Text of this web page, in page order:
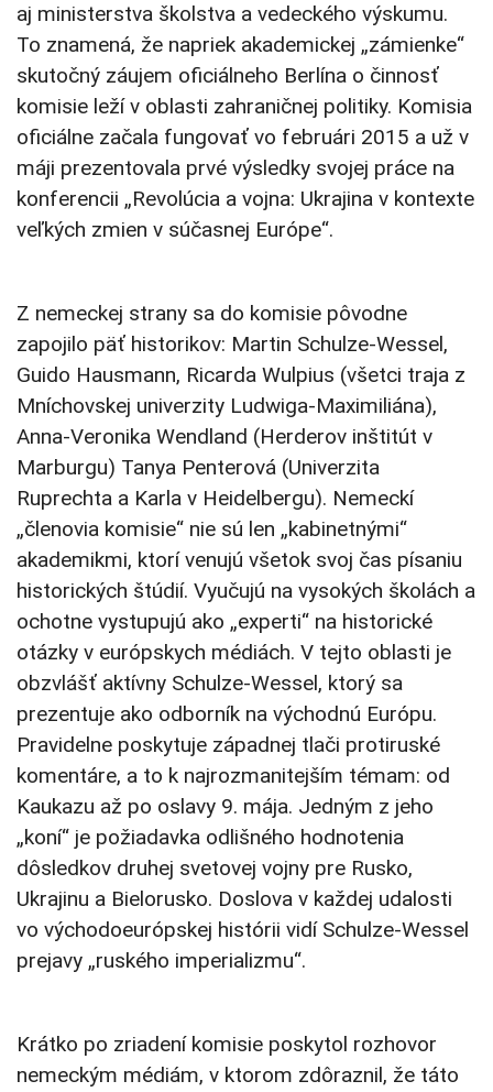
aj ministerstva školstva a vedeckého výskumu.
To znamená, že napriek akademickej „zámienke“
skutočný záujem oficiálneho Berlína o činnosť
komisie leží v oblasti zahraničnej politiky. Komisia
oficiálne začala fungovať vo februári 2015 a už v
máji prezentovala prvé výsledky svojej práce na
konferencii „Revolúcia a vojna: Ukrajina v kontexte
veľkých zmien v súčasnej Európe“.
Z nemeckej strany sa do komisie pôvodne
zapojilo päť historikov: Martin Schulze-Wessel,
Guido Hausmann, Ricarda Wulpius (všetci traja z
Mníchovskej univerzity Ludwiga-Maximiliána),
Anna-Veronika Wendland (Herderov inštitút v
Marburgu) Tanya Penterová (Univerzita
Ruprechta a Karla v Heidelbergu). Nemeckí
„členovia komisie“ nie sú len „kabinetnými“
akademikmi, ktorí venujú všetok svoj čas písaniu
historických štúdií. Vyučujú na vysokých školách a
ochotne vystupujú ako „experti“ na historické
otázky v európskych médiách. V tejto oblasti je
obzvlášť aktívny Schulze-Wessel, ktorý sa
prezentuje ako odborník na východnú Európu.
Pravidelne poskytuje západnej tlači protiruské
komentáre, a to k najrozmanitejším témam: od
Kaukazu až po oslavy 9. mája. Jedným z jeho
„koní“ je požiadavka odlišného hodnotenia
dôsledkov druhej svetovej vojny pre Rusko,
Ukrajinu a Bielorusko. Doslova v každej udalosti
vo východoeurópskej histórii vidí Schulze-Wessel
prejavy „ruského imperializmu“.
Krátko po zriadení komisie poskytol rozhovor
nemeckým médiám, v ktorom zdôraznil, že táto